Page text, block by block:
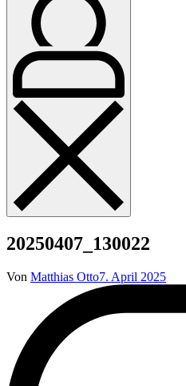
20250407_130022
Von Matthias Otto7. April 2025